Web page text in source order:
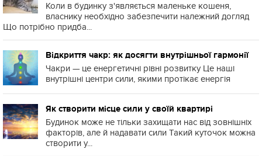
Коли в будинку з'являється маленьке кошеня,
власнику необхідно забезпечити належний догляд
Що потрібно придба...
Відкриття чакр: як досягти внутрішньої гармонії
Чакри — це енергетичні рівні розвитку Це наші
внутрішні центри сили, якими протікає енергія
Як створити місце сили у своїй квартирі
Будинок може не тільки захищати нас від зовнішніх
факторів, але й надавати сили Такий куточок можна
створити у...